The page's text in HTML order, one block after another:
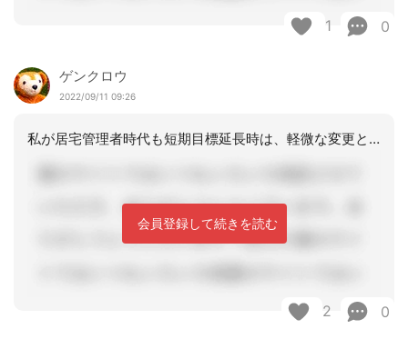
1 0
ゲンクロウ
2022/09/11 09:26
私が居宅管理者時代も短期目標延長時は、軽微な変更と言う扱いで支援経過に入力し、１
会員登録して続きを読む
2 0